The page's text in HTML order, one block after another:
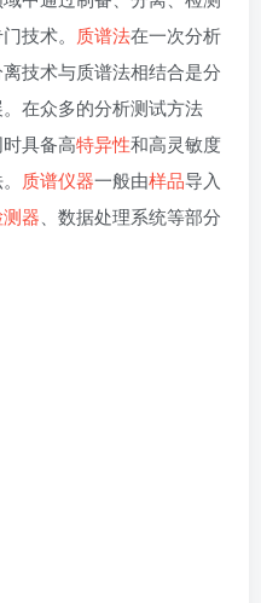
技术。 质谱法在一次分析
技术与质谱法相结合是分
在众多的分析测试方法
具备高特异性和高灵敏度
质谱仪器一般由样品导入
器 、数据处理系统等部分